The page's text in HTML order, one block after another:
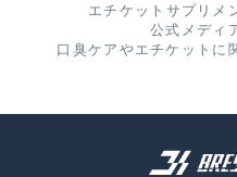
エチケットサプリメ
公式メディ
口臭ケアやエチケットに